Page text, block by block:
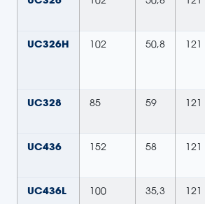
UC326H 102 50,8 121
UC328 85 59 121
UC436 152 58 121
UC436L 100 35,3 121